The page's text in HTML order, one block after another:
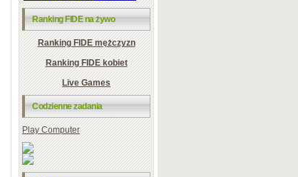
Ranking FIDE na żywo
Ranking FIDE mężczyzn
Ranking FIDE kobiet
Live Games
Codzienne zadania
Play Computer